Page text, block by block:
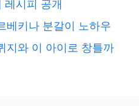
레시피 공개
베키나 분갈이 노하우
지와 이 아이로 창틀까